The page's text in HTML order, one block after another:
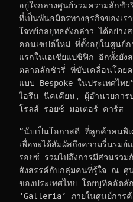
อยู่ใจกลางศูนย์รวมความลักชั
ที่เป็นพันธมิตรทางธุรกิจของเ
โจทย์กลยุทธดังกล่าว ได้อย่า
คอนเซปต์ใหม่ ที่ตั้งอยู่ในศูนย์
แรกในเอเชียแปซิฟิก อีกทั้งยัง
ตลาดลักชัวรี่ ที่ขับเคลื่อนโดย
แบบ Bespoke ในประเทศไทย
ไอรีน นิคเคียน, ผู้อำนวยการ
โรลส์-รอยซ์ มอเตอร์ คาร์ส
“นับเป็นโอกาสดี ที่ลูกค้าคนพิเ
เพื่อจะได้สัมผัสถึงความรื่นรม
รอยซ์ รวมไปถึงการมีส่วนร่วม
สังสรรค์กับกลุ่มคนที่รู้ใจ ณ ศู
ของประเทศไทย โดยบูทีคอัต
‘Galleria’ ภายในศูนย์การค้